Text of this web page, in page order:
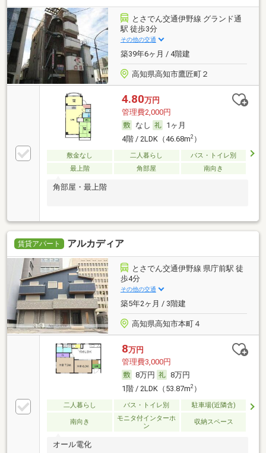
とさでん交通伊野線 グランド通
駅 徒歩3分
その他の交通
築39年6ヶ月 / 4階建
高知県高知市鷹匠町２
4.80万円
管理費2,000円
なし
1ヶ月
4階 / 2LDK（46.68m2）
敷金なし 二人暮らし
バス・トイレ別
最上階
角部屋 南向き
角部屋・最上階
賃貸アパート アルカディア
とさでん交通伊野線 県庁前駅 徒
歩4分
その他の交通
築5年2ヶ月 / 3階建
高知県高知市本町４
8万円
管理費3,000円
8万円
8万円
1階 / 2LDK（53.87m2）
二人暮らし バス・トイレ別 駐車場(近隣含)
南向き
モニタ付インターホ
ン
収納スペース
オール電化